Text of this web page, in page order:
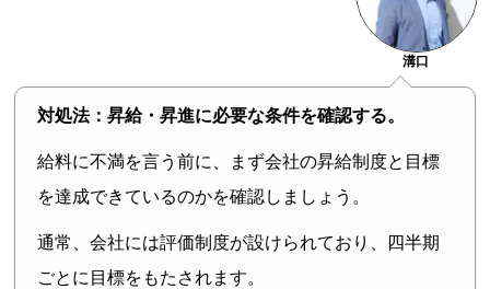
溝口
対処法：昇給・昇進に必要な条件を確認する。
給料に不満を言う前に、まず会社の昇給制度と目標
を達成できているのかを確認しましょう。
通常、会社には評価制度が設けられており、四半期
ごとに目標をもたされます。